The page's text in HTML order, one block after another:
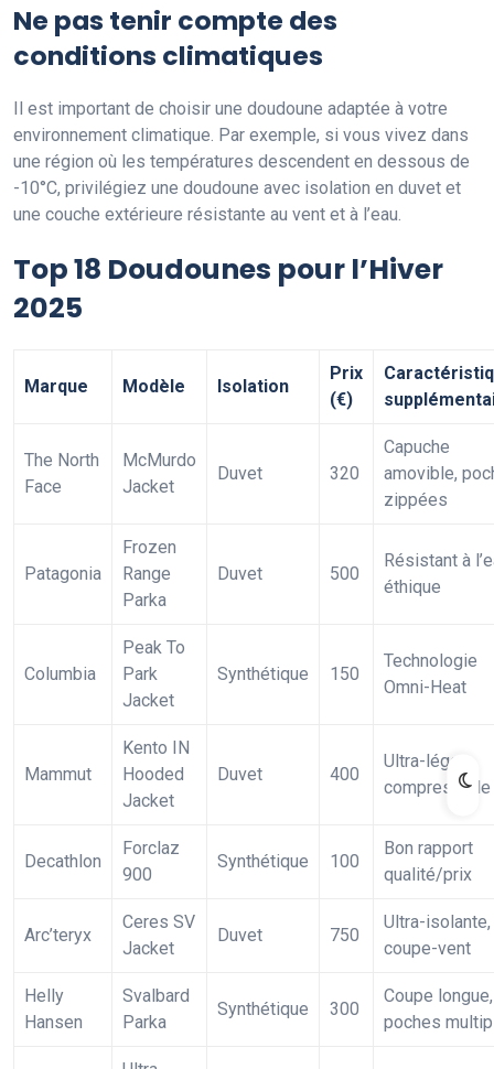
Ne pas tenir compte des
conditions climatiques
Il est important de choisir une doudoune adaptée à votre
environnement climatique. Par exemple, si vous vivez dans
une région où les températures descendent en dessous de
-10°C, privilégiez une doudoune avec isolation en duvet et
une couche extérieure résistante au vent et à l’eau.
Top 18 Doudounes pour l’Hiver
2025
Marque Modèle Isolation
Prix
(€)
The North
Face
McMurdo
Jacket
Duvet 320
Capuche
amovible,
zippées
Patagonia
Frozen
Range
Parka
Duvet 500
Résistant à
éthique
Columbia
Peak To
Park
Jacket
Synthétique 150
Technologie
Omni-Heat
Mammut
Kento IN
Hooded
Jacket
Duvet 400
Ultra-léger,
compressible
Decathlon
Forclaz
900
Synthétique 100
Bon rapport
qualité/prix
Arc’teryx
Ceres SV
Jacket
Duvet 750
Ultra-isolante,
coupe-vent
Helly
Hansen
Svalbard
Parka
Synthétique 300
Coupe longue,
poches